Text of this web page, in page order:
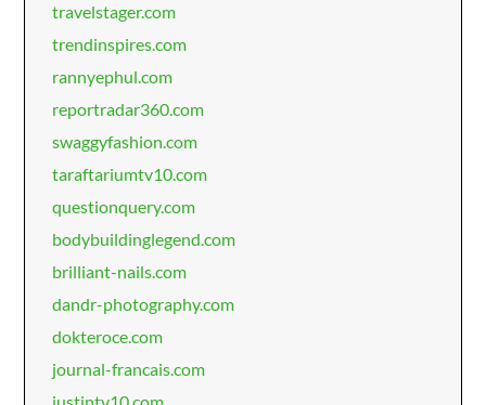
travelstager.com
trendinspires.com
rannyephul.com
reportradar360.com
swaggyfashion.com
taraftariumtv10.com
questionquery.com
bodybuildinglegend.com
brilliant-nails.com
dandr-photography.com
dokteroce.com
journal-francais.com